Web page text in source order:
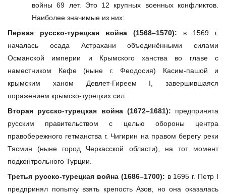
войны 69 лет. Это 12 крупных военных конфликтов.
Наиболее значимые из них:
Первая русско-турецкая война (1568–1570): в
1569 г.
началась осада Астрахани объединёнными силами
Османской империи и Крымского ханства во главе с
наместником Кефе (ныне г. Феодосия) Касим-пашой и
крымским ханом Девлет-Гиреем I, завершившаяся
поражением крымско-турецких сил.
Вторая русско-турецкая война (1672–1681): предпринята
русским правительством с целью обороны центра
правобережного гетманства г. Чигирин на правом берегу реки
Тясмин (ныне город Черкасской области), на тот момент
подконтрольного Турции.
Третья русско-турецкая война (1686–1700): в 1695 г. Петр I
предпринял попытку взять крепость Азов, но она оказалась